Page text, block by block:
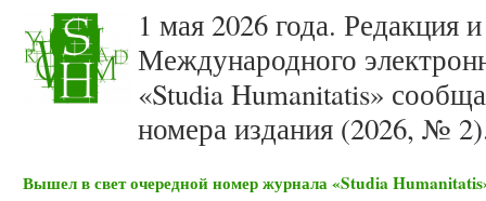
1 мая 2026 года. Редакция
Международного
«Studia Humanitatis»
номера издания (2026, №
Вышел в свет очередной номер журнала «Studia